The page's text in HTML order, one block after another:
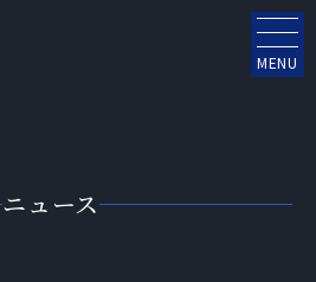
MENU
ニュース